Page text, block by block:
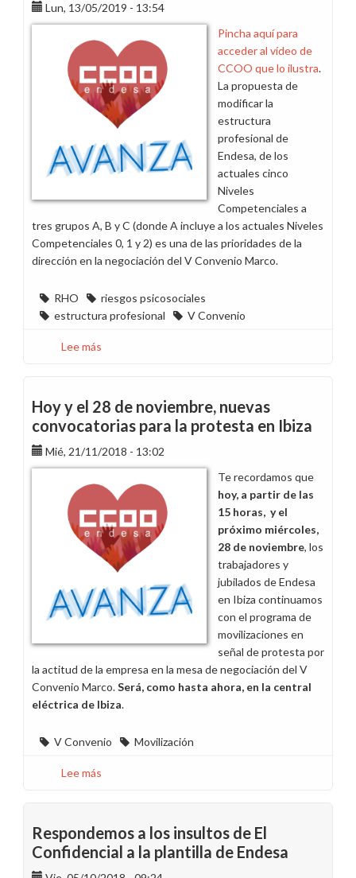
situación
actual
Lun, 13/05/2019 - 13:54
Pincha aquí para
acceder al vídeo de
CCOO que lo ilustra.
La propuesta de
modificar la
estructura
profesional de
Endesa, de los
actuales cinco
Niveles
Competenciales a
tres grupos A, B y C (donde A incluye a los actuales Niveles
Competenciales 0, 1 y 2) es una de las prioridades de la
dirección en la negociación del V Convenio Marco.
RHO
riesgos psicosociales
estructura profesional
V Convenio
Lee más
Peligros
de
la
nueva
propuesta
de
estructura
profesional
Hoy y el 28 de noviembre, nuevas
convocatorias para la protesta en Ibiza
Mié, 21/11/2018 - 13:02
Te recordamos que
hoy, a partir de las
15 horas, y el
próximo miércoles,
28 de noviembre, los
trabajadores y
jubilados de Endesa
en Ibiza continuamos
con el programa de
movilizaciones en
señal de protesta por
la actitud de la empresa en la mesa de negociación del V
Convenio Marco.Será, como hasta ahora, en la central
eléctrica de Ibiza.
V Convenio Movilización
Lee más
28
de
Respondemos a los insultos de El
Confidencial a la plantilla de Endesa